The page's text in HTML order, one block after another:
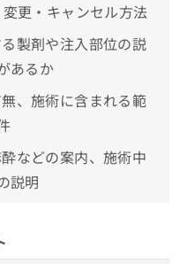
更・キャンセル方法
製剤や注入部位の説
あるか
、施術に含まれる範
などの案内、施術中
説明